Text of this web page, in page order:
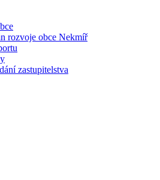
rozvoje obce Nekmíř
zastupitelstva